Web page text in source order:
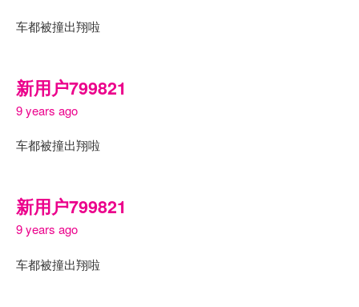
车都被撞出翔啦
新用户799821
9 years ago
车都被撞出翔啦
新用户799821
9 years ago
车都被撞出翔啦